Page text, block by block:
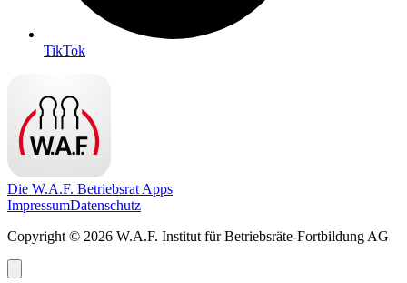
TikTok
Die W.A.F. Betriebsrat Apps
ImpressumDatenschutz
Copyright © 2026 W.A.F. Institut für Betriebsräte-Fortbildung AG